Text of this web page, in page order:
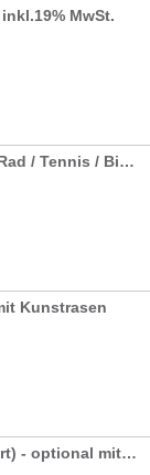
MwSt.
Fußball Dart / Torwand / Rad / Tennis / Billard
Kunstrasen
Soccer Cage (Panna Court) - optional mit Kunstrasen